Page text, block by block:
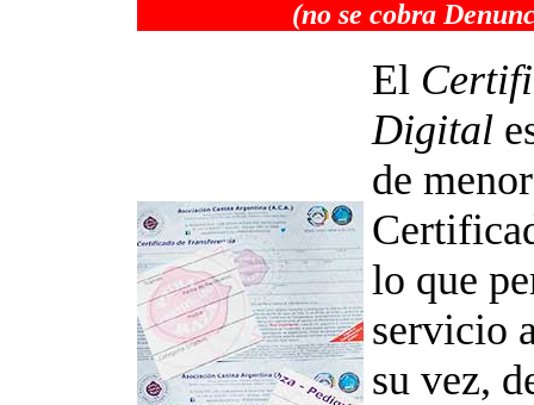
(no se cobra
El
Digital
de
lo que
servicio
su vez,